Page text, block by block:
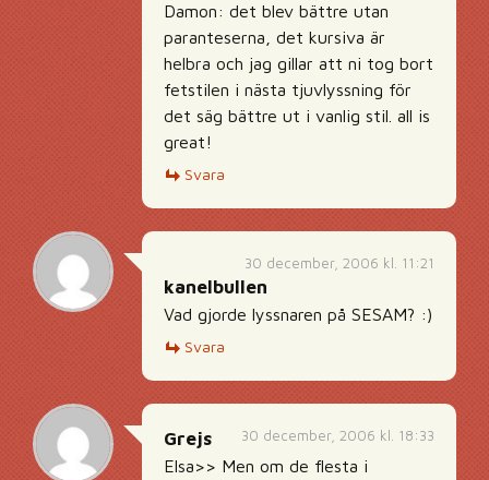
Damon: det blev bättre utan
paranteserna, det kursiva är
helbra och jag gillar att ni tog bort
fetstilen i nästa tjuvlyssning för
det säg bättre ut i vanlig stil. all is
great!
Svara
30 december, 2006 kl. 11:21
kanelbullen
Vad gjorde lyssnaren på SESAM? :)
Svara
30 december, 2006 kl. 18:33
Grejs
Elsa>> Men om de flesta i